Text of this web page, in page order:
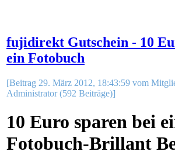
fujidirekt Gutschein - 10
ein Fotobuch
[Beitrag 29. März 2012, 18:43:59 vom
Administrator (592 Beiträge)]
10 Euro sparen bei
Fotobuch-Brillant